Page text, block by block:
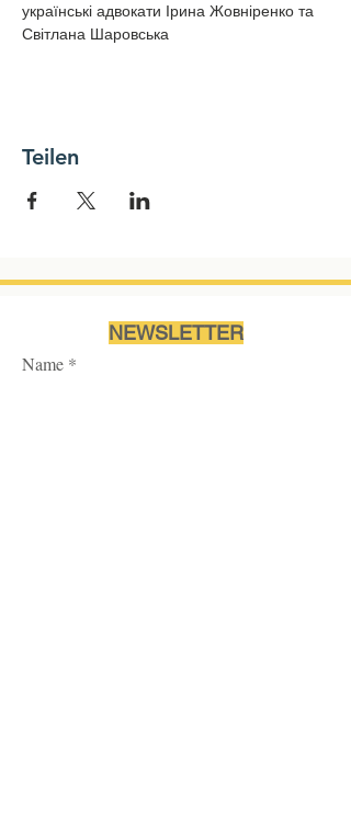
українські адвокати Ірина Жовніренко та
Світлана Шаровська
Teilen
NEWSLETTER
Name